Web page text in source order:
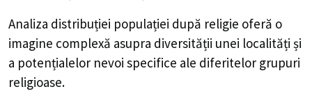
Analiza distribuției populației după religie oferă o
imagine complexă asupra diversității unei localități și
a potențialelor nevoi specifice ale diferitelor grupuri
religioase.